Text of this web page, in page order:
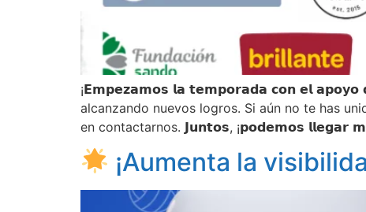
¡𝗘𝗺𝗽𝗲𝘇𝗮𝗺𝗼𝘀 𝗹𝗮 𝘁𝗲𝗺𝗽𝗼𝗿𝗮𝗱𝗮 𝗰𝗼𝗻 𝗲𝗹 𝗮𝗽𝗼𝘆𝗼
alcanzando nuevos logros. Si aún no te has
en contactarnos. 𝗝𝘂𝗻𝘁𝗼𝘀, ¡𝗽𝗼𝗱𝗲𝗺𝗼𝘀 𝗹𝗹𝗲𝗴𝗮𝗿
¡Aumenta la